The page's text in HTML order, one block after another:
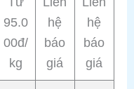
95.0
00đ/
kg
hệ
báo
giá
hệ
báo
giá